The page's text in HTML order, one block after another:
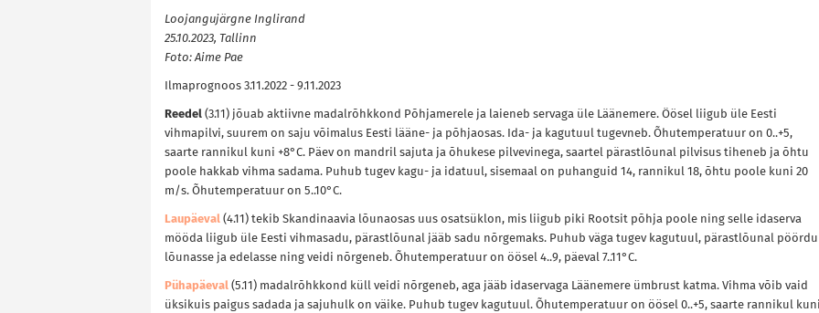
Loojangujärgne Inglirand
25.10.2023, Tallinn
Foto: Aime Pae
Ilmaprognoos 3.11.2022 - 9.11.2023
Reedel(3.11) jõuab aktiivne madalrõhkkond Põhjamerele ja laieneb servaga üle Läänemere. Öösel liigub üle Eesti
vihmapilvi, suurem on saju võimalus Eesti lääne- ja põhjaosas. Ida- ja kagutuul tugevneb. Õhutemperatuur on 0..+5,
saarte rannikul kuni +8°C. Päev on mandril sajuta ja õhukese pilvevinega, saartel pärastlõunal pilvisus tiheneb ja õhtu
poole hakkab vihma sadama. Puhub tugev kagu- ja idatuul, sisemaal on puhanguid 14, rannikul 18, õhtu poole kuni 20
m/s. Õhutemperatuur on 5..10°C.
Laupäeval (4.11) tekib Skandinaavia lõunaosas uus osatsüklon, mis liigub piki Rootsit põhja poole ning selle idaserva
mööda liigub üle Eesti vihmasadu, pärastlõunal jääb sadu nõrgemaks. Puhub väga tugev kagutuul, pärastlõunal
lõunasse ja edelasse ning veidi nõrgeneb. Õhutemperatuur on öösel 4..9, päeval 7..11°C.
Pühapäeval(5.11) madalrõhkkond küll veidi nõrgeneb, aga jääb idaservaga Läänemere ümbrust katma. Vihma võib vaid
üksikuis paigus sadada ja sajuhulk on väike. Puhub tugev kagutuul. Õhutemperatuur on öösel 0..+5, saarte rannikul